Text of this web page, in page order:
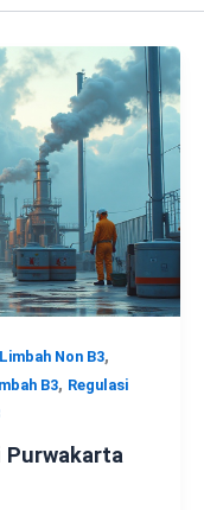
Limbah Non B3,
B3, Regulasi
Purwakarta